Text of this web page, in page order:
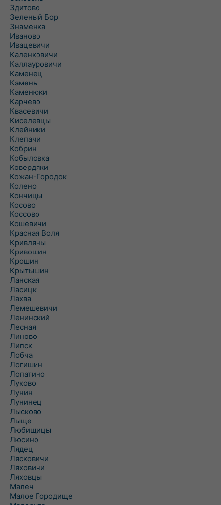
Здитово
Зеленый Бор
Знаменка
Иваново
Ивацевичи
Каленковичи
Каллауровичи
Каменец
Камень
Каменюки
Карчево
Квасевичи
Киселевцы
Клейники
Клепачи
Кобрин
Кобыловка
Ковердяки
Кожан-Городок
Колено
Кончицы
Косово
Коссово
Кошевичи
Красная Воля
Кривляны
Кривошин
Крошин
Крытышин
Ланская
Ласицк
Лахва
Лемешевичи
Ленинский
Лесная
Линово
Липск
Лобча
Логишин
Лопатино
Луково
Лунин
Лунинец
Лысково
Лыще
Любищицы
Люсино
Лядец
Лясковичи
Ляховичи
Ляховцы
Малеч
Малое Городище